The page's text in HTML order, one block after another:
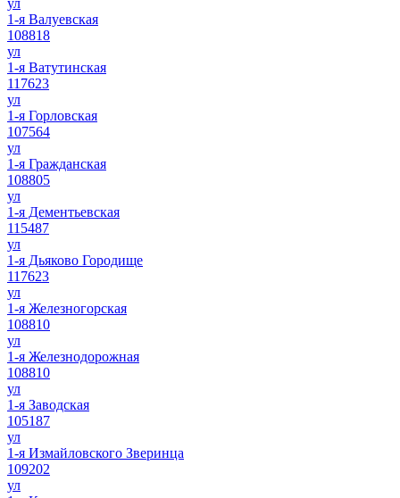
1-я Валуевская
108818
ул
1-я Ватутинская
117623
ул
1-я Горловская
107564
ул
1-я Гражданская
108805
ул
1-я Дементьевская
115487
ул
1-я Дьяково Городище
117623
ул
1-я Железногорская
108810
ул
1-я Железнодорожная
108810
ул
1-я Заводская
105187
ул
1-я Измайловского Зверинца
109202
ул